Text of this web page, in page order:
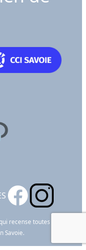
recense toutes les
Savoie.